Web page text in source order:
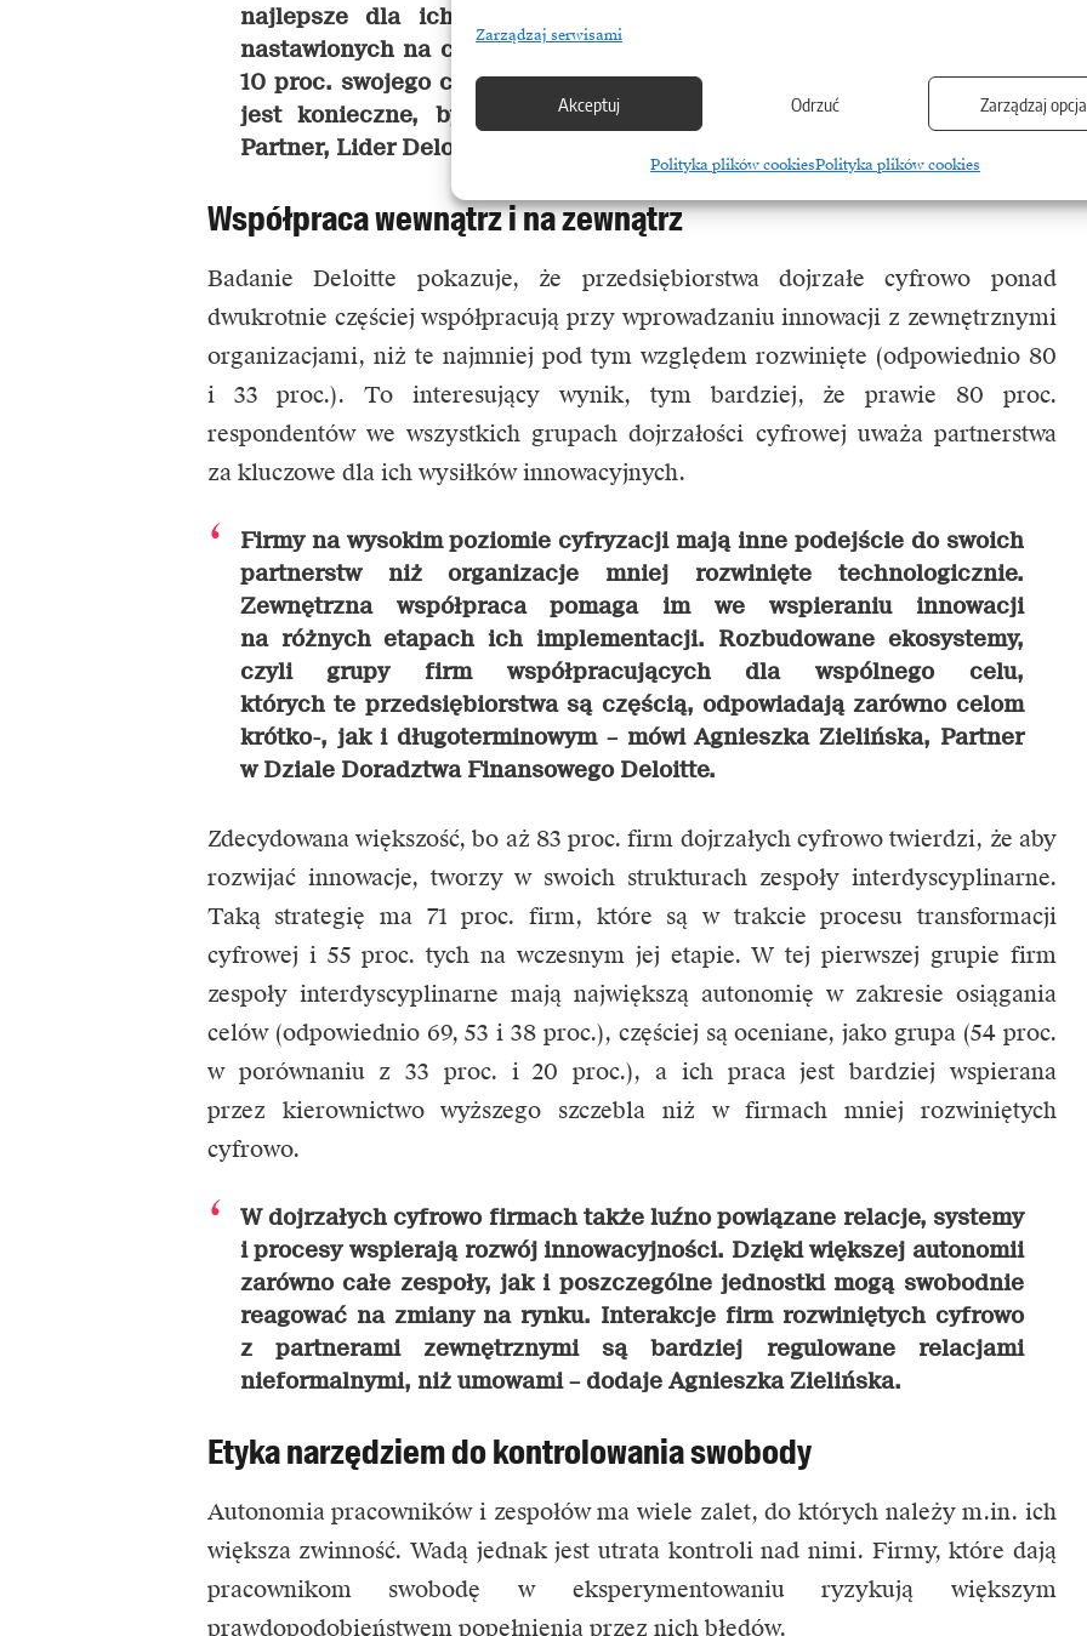
Zarządzaj serwisami
Akceptuj Odrzuć Zarządzaj
Polityka plików cookiesPolityka plików cookies
najlepsze dla ich firmy. Pracownicy przedsiębiorstw najbardziej
nastawionych na cyfrowy rozwój mogą na to poświęcić nawet ponad
10 proc. swojego czasu. Te firmy zrozumiały, że ciągłe doskonalenie
jest konieczne, by pozostać w czołówce –
mówi Jan Michalski,
Partner, Lider Deloitte Digital CE.
Współpraca wewnątrz i na zewnątrz
Badanie Deloitte pokazuje, że przedsiębiorstwa dojrzałe cyfrowo ponad
dwukrotnie częściej współpracują przy wprowadzaniu innowacji z zewnętrznymi
organizacjami, niż te najmniej pod tym względem rozwinięte (odpowiednio 80
i 33 proc.). To interesujący wynik, tym bardziej, że prawie 80 proc.
respondentów we wszystkich grupach dojrzałości cyfrowej uważa partnerstwa
za kluczowe dla ich wysiłków innowacyjnych.
Firmy na wysokim poziomie cyfryzacji mają inne podejście do swoich
partnerstw niż organizacje mniej rozwinięte technologicznie.
Zewnętrzna współpraca pomaga im we wspieraniu innowacji
na różnych etapach ich implementacji. Rozbudowane ekosystemy,
czyli grupy firm współpracujących dla wspólnego celu,
których te przedsiębiorstwa są częścią, odpowiadają zarówno celom
krótko-, jak i długoterminowym – mówi Agnieszka Zielińska, Partner
w Dziale Doradztwa Finansowego Deloitte.
Zdecydowana większość, bo aż 83 proc. firm dojrzałych cyfrowo twierdzi, że aby
rozwijać innowacje, tworzy w swoich strukturach zespoły interdyscyplinarne.
Taką strategię ma 71 proc. firm, które są w trakcie procesu transformacji
cyfrowej i 55 proc. tych na wczesnym jej etapie. W tej pierwszej grupie firm
zespoły interdyscyplinarne mają największą autonomię w zakresie osiągania
celów (odpowiednio 69, 53 i 38 proc.), częściej są oceniane, jako grupa (54 proc.
w porównaniu z 33 proc. i 20 proc.), a ich praca jest bardziej wspierana
przez kierownictwo wyższego szczebla niż w firmach mniej rozwiniętych
cyfrowo.
W dojrzałych cyfrowo firmach także luźno powiązane relacje, systemy
i procesy wspierają rozwój innowacyjności. Dzięki większej autonomii
zarówno całe zespoły, jak i poszczególne jednostki mogą swobodnie
reagować na zmiany na rynku. Interakcje firm rozwiniętych cyfrowo
z partnerami zewnętrznymi są bardziej regulowane relacjami
nieformalnymi, niż umowami – dodaje Agnieszka Zielińska.
Etyka narzędziem do kontrolowania swobody
Autonomia pracowników i zespołów ma wiele zalet, do których należy m.in. ich
większa zwinność. Wadą jednak jest utrata kontroli nad nimi. Firmy, które dają
pracownikom swobodę w eksperymentowaniu ryzykują większym
prawdopodobieństwem popełnienia przez nich błędów.